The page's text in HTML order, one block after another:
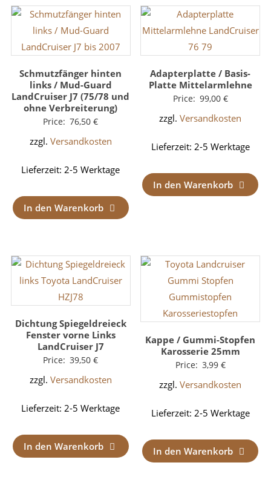
Schmutzfänger hinten
links / Mud-Guard
LandCruiser J7 (75/78 und
ohne Verbreiterung)
Price: 76,50€
zzgl. Versandkosten
Lieferzeit:2-5 Werktage
In den Warenkorb
Adapterplatte / Basis-
Platte Mittelarmlehne
Price: 99,00 €
zzgl.Versandkosten
Lieferzeit: 2-5 Werktage
In den Warenkorb
Dichtung Spiegeldreieck
Fenster vorne Links
LandCruiser J7
Price: 39,50€
zzgl. Versandkosten
Lieferzeit:2-5 Werktage
In den Warenkorb
Kappe / Gummi-Stopfen
Karosserie 25mm
Price: 3,99 €
zzgl.Versandkosten
Lieferzeit: 2-5 Werktage
In den Warenkorb